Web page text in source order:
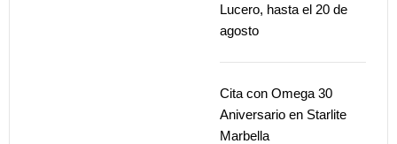
Lucero, hasta el 20 de
agosto
Cita con Omega 30
Aniversario en Starlite
Marbella